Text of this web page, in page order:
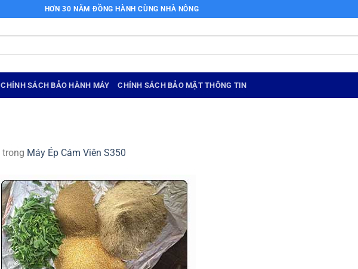
HƠN 30 NĂM ĐỒNG HÀNH CÙNG NHÀ NÔNG
CHÍNH SÁCH BẢO HÀNH MÁY CHÍNH SÁCH BẢO MẬT THÔNG TIN
trong Máy Ép Cám Viên S350